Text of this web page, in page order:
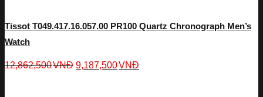
Tissot T049.417.16.057.00 PR100 Quartz Chronograph Men’s
Watch
12,862,500VNĐ 9,187,500VNĐ